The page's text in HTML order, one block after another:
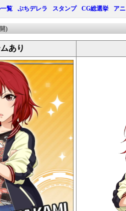
覧 ぷちデレラ スタンプ CG総選挙 ア
)
あり